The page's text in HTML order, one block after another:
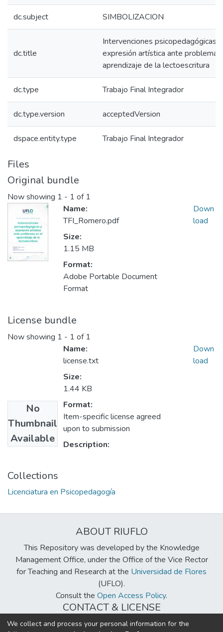
dc.subject SIMBOLIZACION
dc.title
Intervenciones psicopedagógicas y
expresión artística ante
aprendizaje de la lectoescritura
dc.type Trabajo Final Integrador
dc.type.version acceptedVersion
dspace.entity.type Trabajo Final Integrador
Files
Original bundle
Now showing 1 - 1 of 1
Name:
TFI_Romero.pdf
Size:
1.15 MB
Format:
Adobe Portable Document
Format
Down
load
License bundle
Now showing 1 - 1 of 1
No
Thumbnail
Available
Name:
license.txt
Size:
1.44 KB
Format:
Item-specific license agreed
upon to submission
Description:
Down
load
Collections
Licenciatura en Psicopedagogía
ABOUT RIUFLO
This Repository was developed by the Knowledge
Management Office, under the Office of the Vice Rector
for Teaching and Research at the Universidad de Flores
(UFLO).
Consult the Open Access Policy.
CONTACT & LICENSE
biblioteca@uflouniversidad.edu.ar
We collect and process your personal information for the